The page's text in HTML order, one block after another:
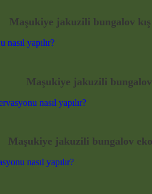
Maşukiye jakuzili bungalov
Maşukiye jakuzili bungalov
Maşukiye jakuzili bungalov